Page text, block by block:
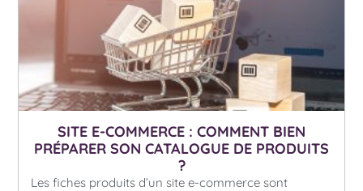
SITE E-COMMERCE : COMMENT BIEN
PRÉPARER SON CATALOGUE DE PRODUITS
?
Les fiches produits d’un site e-commerce sont